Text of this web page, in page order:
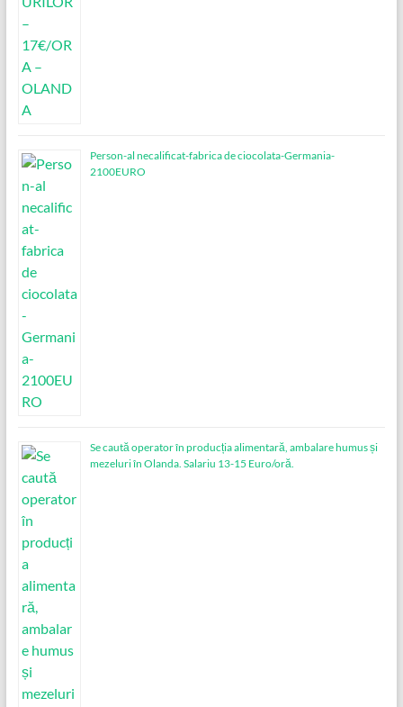
Person-al necalificat-fabrica de ciocolata-Germania-
2100EURO
Se caută operator în producția alimentară, ambalare humus și
mezeluri în Olanda. Salariu 13-15 Euro/oră.